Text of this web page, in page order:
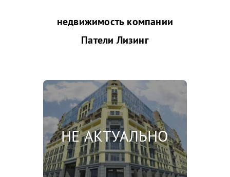
недвижимость компании
Патели Лизинг